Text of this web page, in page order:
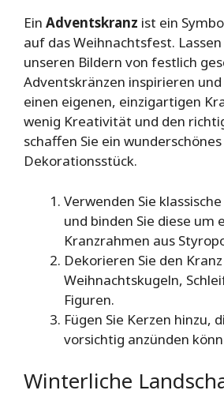
Ein Adventskranz ist ein
auf das Weihnachtsfest. Lassen
unseren Bildern von festlich
Adventskränzen inspirieren
einen eigenen, einzigartigen
wenig Kreativität und den
schaffen Sie ein
Dekorationsstück.
Verwenden Sie
und binden Sie diese um
Kranzrahmen aus
Dekorieren Sie den
Weihnachtskugeln,
Figuren.
Fügen Sie Kerzen hinzu,
vorsichtig anzünden
Winterliche